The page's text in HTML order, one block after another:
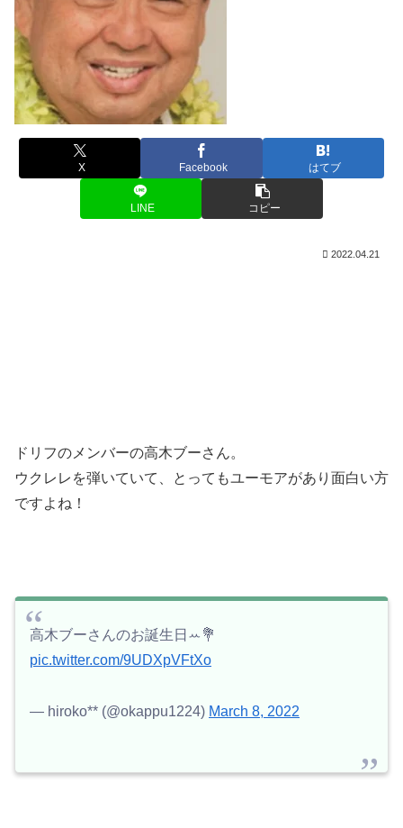
X Facebook はてブ
LINE コピー
2022.04.21
ドリフのメンバーの高木ブーさん。
ウクレレを弾いていて、とってもユーモアがあり面白い方
ですよね！
高木ブーさんのお誕生日ꕀ💐
pic.twitter.com/9UDXpVFtXo
— hiroko** (@okappu1224) March 8, 2022